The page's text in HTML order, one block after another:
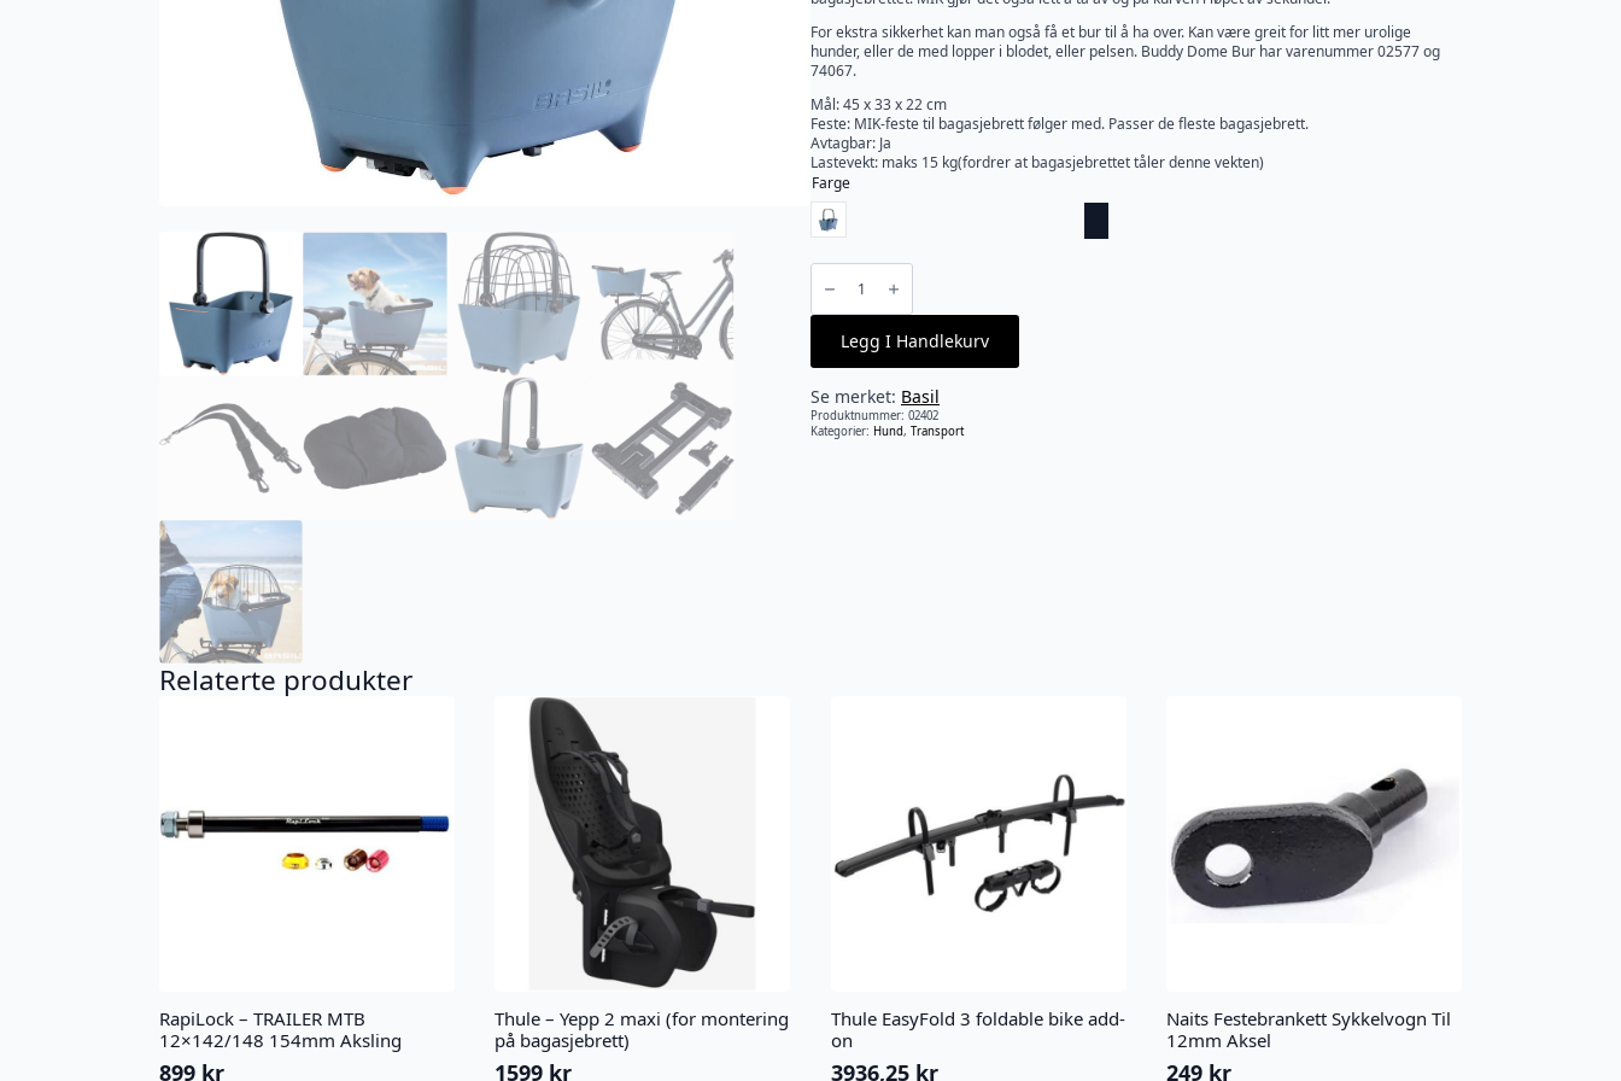
For ekstra sikkerhet kan man også få et bur til å ha over. Kan være greit for litt mer urolige
hunder, eller de med lopper i blodet, eller pelsen. Buddy Dome Bur har varenummer 02577 og
74067.
Mål: 45 x 33 x 22 cm
Feste: MIK-feste til bagasjebrett følger med. Passer de fleste bagasjebrett.
Avtagbar: Ja
Lastevekt: maks 15 kg(fordrer at bagasjebrettet tåler denne vekten)
Farge
Basil
Buddy
MIK
Legg I Handlekurv
Se merket: Basil
Produktnummer: 02402
Kategorier: Hund, Transport
Relaterte produkter
RapiLock – TRAILER MTB
12×142/148 154mm Aksling
899 kr
Thule – Yepp 2 maxi (for montering
på bagasjebrett)
1599 kr
Thule EasyFold 3 foldable bike add-
on
3936,25 kr
Naits Festebrankett Sykkelvogn Til
12mm Aksel
249 kr